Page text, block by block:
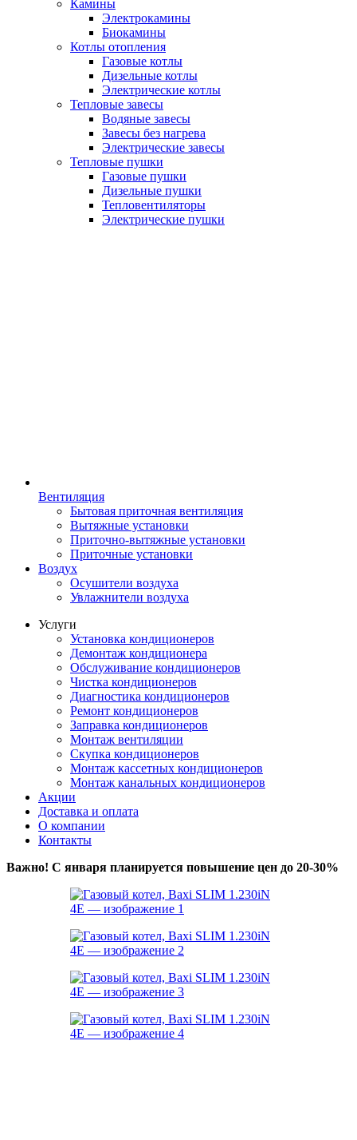
Камины
Электрокамины
Биокамины
Котлы отопления
Газовые котлы
Дизельные котлы
Электрические котлы
Тепловые завесы
Водяные завесы
Завесы без нагрева
Электрические завесы
Тепловые пушки
Газовые пушки
Дизельные пушки
Тепловентиляторы
Электрические пушки
Вентиляция
Бытовая приточная вентиляция
Вытяжные установки
Приточно-вытяжные установки
Приточные установки
Воздух
Осушители воздуха
Увлажнители воздуха
Услуги
Установка кондиционеров
Демонтаж кондиционера
Обслуживание кондиционеров
Чистка кондиционеров
Диагностика кондиционеров
Ремонт кондиционеров
Заправка кондиционеров
Монтаж вентиляции
Скупка кондиционеров
Монтаж кассетных кондиционеров
Монтаж канальных кондиционеров
Акции
Доставка и оплата
О компании
Контакты
Важно! С января планируется повышение цен до 20-30%